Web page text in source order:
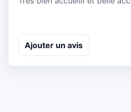
Ajouter un avis